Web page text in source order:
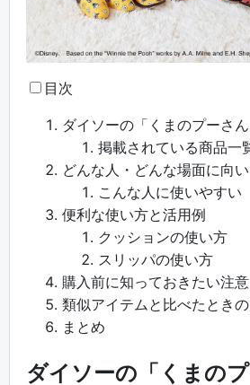
目次
ダイソーの「くまのプーさ
掲載されている商品一
どんな人・どんな場面に向
こんな人に使いやすい
便利な使い方と活用例
クッションの使い方
スリッパの使い方
購入前に知っておきたい注
類似アイテムと比べたとき
まとめ
ダイソーの「くまの